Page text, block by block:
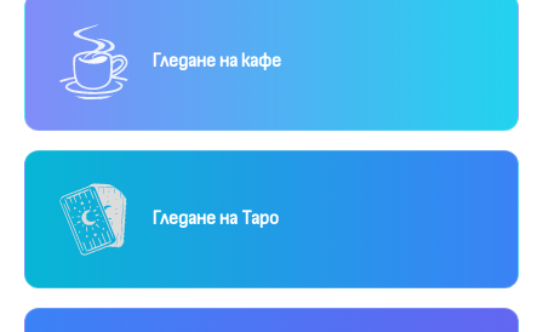
Гледане на кафе
Гледане на Таро